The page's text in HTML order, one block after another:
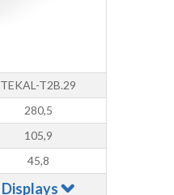
TEKAL-T2B.29
280,5
105,9
45,8
Displays